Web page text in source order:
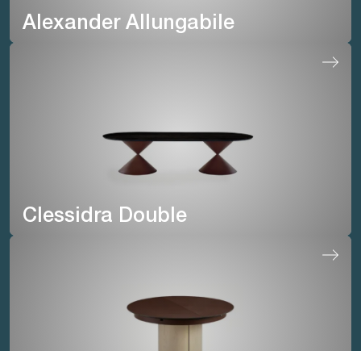
Alexander Allungabile
Clessidra Double